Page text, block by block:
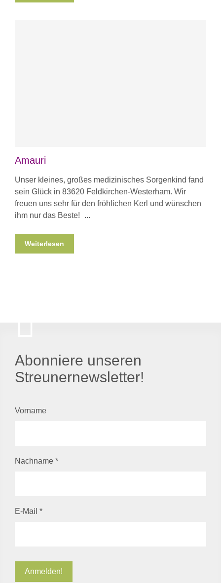
Amauri
Unser kleines, großes medizinisches Sorgenkind fand
sein Glück in 83620 Feldkirchen-Westerham. Wir
freuen uns sehr für den fröhlichen Kerl und wünschen
ihm nur das Beste!
Weiterlesen
Abonniere unseren
Streunernewsletter!
Vorname
Nachname *
E-Mail *